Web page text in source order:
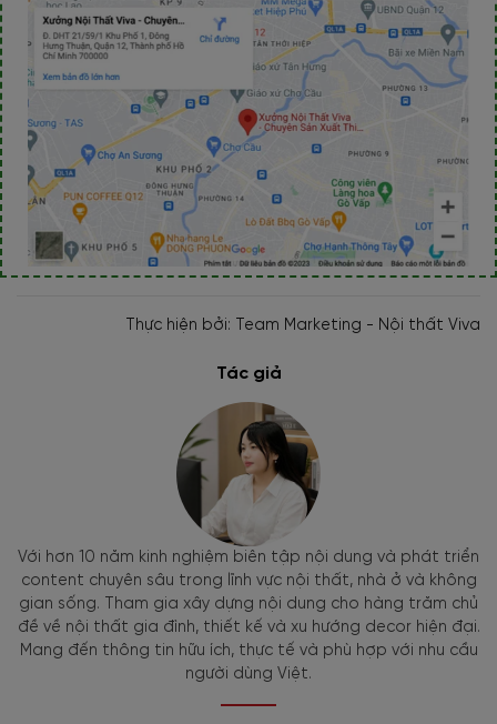
Thực hiện bởi: Team Marketing - Nội thất Viva
Tác giả
Với hơn 10 năm kinh nghiệm biên tập nội dung và phát triển
content chuyên sâu trong lĩnh vực nội thất, nhà ở và không
gian sống. Tham gia xây dựng nội dung cho hàng trăm chủ
đề về nội thất gia đình, thiết kế và xu hướng decor hiện đại.
Mang đến thông tin hữu ích, thực tế và phù hợp với nhu cầu
người dùng Việt.